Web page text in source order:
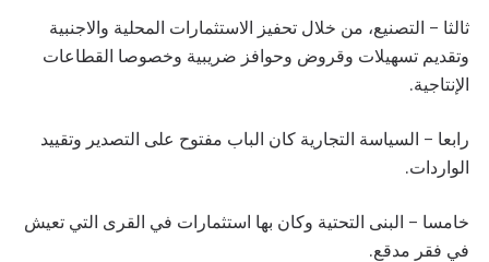
ثالثا – التصنيع، من خلال تحفيز الاستثمارات المحلية والاجنبية
وتقديم تسهيلات وقروض وحوافز ضريبية وخصوصا القطاعات
الإنتاجية.
رابعا – السياسة التجارية كان الباب مفتوح على التصدير وتقييد
الواردات.
خامسا – البنى التحتية وكان بها استثمارات في القرى التي تعيش
في فقر مدقع.